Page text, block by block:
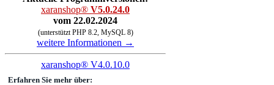
xaranshop® V5.0.24.0
vom 22.02.2024
(unterstützt PHP 8.2, MySQL 8)
weitere Informationen →
xaranshop® V4.0.10.0
Erfahren Sie mehr über: